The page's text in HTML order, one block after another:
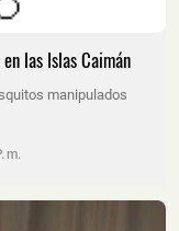
las Islas Caimán
manipulados
M.